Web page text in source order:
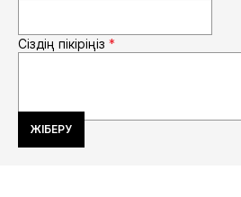
Сіздің пікіріңіз *
ЖІБЕРУ